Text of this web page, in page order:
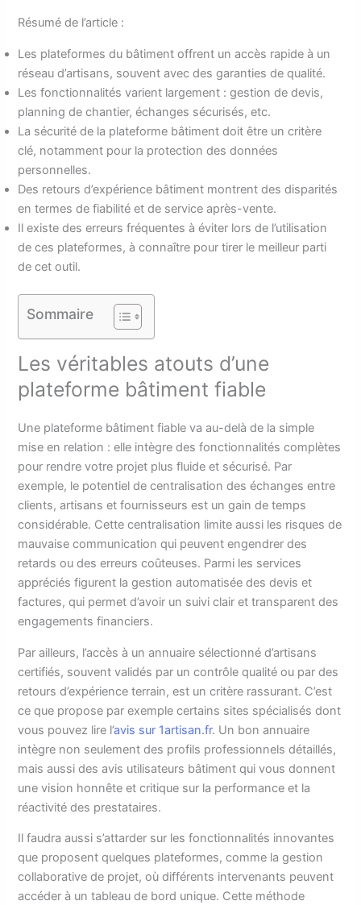
Résumé de l’article :
Les plateformes du bâtiment offrent un accès rapide à un
réseau d’artisans, souvent avec des garanties de qualité.
Les fonctionnalités varient largement : gestion de devis,
planning de chantier, échanges sécurisés, etc.
La sécurité de la plateforme bâtiment doit être un critère
clé, notamment pour la protection des données
personnelles.
Des retours d’expérience bâtiment montrent des disparités
en termes de fiabilité et de service après-vente.
Il existe des erreurs fréquentes à éviter lors de l’utilisation
de ces plateformes, à connaître pour tirer le meilleur parti
de cet outil.
Sommaire
Les véritables atouts d’une
plateforme bâtiment fiable
Une plateforme bâtiment fiable va au-delà de la simple
mise en relation : elle intègre des fonctionnalités complètes
pour rendre votre projet plus fluide et sécurisé. Par
exemple, le potentiel de centralisation des échanges entre
clients, artisans et fournisseurs est un gain de temps
considérable. Cette centralisation limite aussi les risques de
mauvaise communication qui peuvent engendrer des
retards ou des erreurs coûteuses. Parmi les services
appréciés figurent la gestion automatisée des devis et
factures, qui permet d’avoir un suivi clair et transparent des
engagements financiers.
Par ailleurs, l’accès à un annuaire sélectionné d’artisans
certifiés, souvent validés par un contrôle qualité ou par des
retours d’expérience terrain, est un critère rassurant. C’est
ce que propose par exemple certains sites spécialisés dont
vous pouvez lire l’avis sur 1artisan.fr. Un bon annuaire
intègre non seulement des profils professionnels détaillés,
mais aussi des avis utilisateurs bâtiment qui vous donnent
une vision honnête et critique sur la performance et la
réactivité des prestataires.
Il faudra aussi s’attarder sur les fonctionnalités innovantes
que proposent quelques plateformes, comme la gestion
collaborative de projet, où différents intervenants peuvent
accéder à un tableau de bord unique. Cette méthode